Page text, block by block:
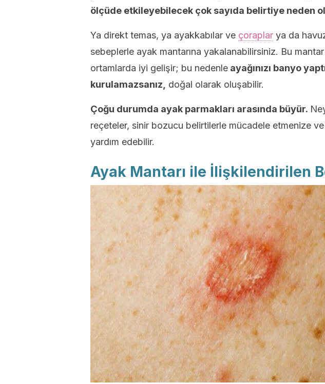
ölçüde etkileyebilecek çok sayıda belirtiye neden
Ya direkt temas, ya ayakkabılar ve çoraplar ya da
sebeplerle ayak mantarına yakalanabilirsiniz. Bu
ortamlarda iyi gelişir; bu nedenle ayağınızı banyo
kurulamazsanız,
doğal olarak oluşabilir.
Çoğu durumda ayak parmakları arasında büyür.
reçeteler, sinir bozucu belirtilerle mücadele etmenize
yardım edebilir.
Ayak Mantarı ile İlişkilendirilen